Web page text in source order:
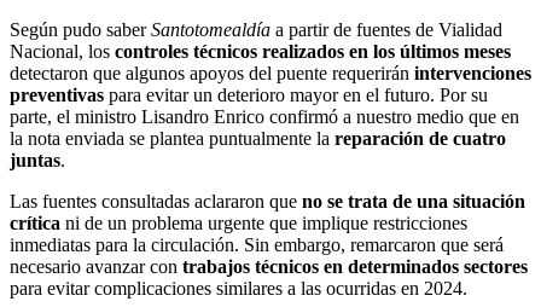
Según pudo saberSantotomealdía a partir de fuentes de Vialidad
Nacional, los controles técnicos realizados en los últimos meses
detectaron que algunos apoyos del puente requerirán intervenciones
preventivas para evitar un deterioro mayor en el futuro. Por su
parte, el ministro Lisandro Enrico confirmó a nuestro medio que en
la nota enviada se plantea puntualmente la reparación de cuatro
juntas.
Las fuentes consultadas aclararon que no se trata de una situación
crítica ni de un problema urgente que implique restricciones
inmediatas para la circulación. Sin embargo, remarcaron que será
necesario avanzar con trabajos técnicos en determinados sectores
para evitar complicaciones similares a las ocurridas en 2024.